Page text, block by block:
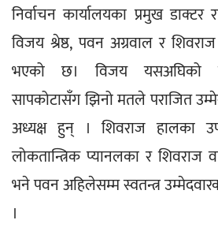
निर्वाचन कार्यालयका प्रमुख डाक्टर
विजय श्रेष्ठ, पवन अग्रवाल र शिवराज
भएको छ। विजय यसअघिको
सापकोटासँग झिनो मतले पराजित
अध्यक्ष हुन् । शिवराज हालका
लोकतान्त्रिक प्यानलका र शिवराज
भने पवन अहिलेसम्म स्वतन्त्र
।